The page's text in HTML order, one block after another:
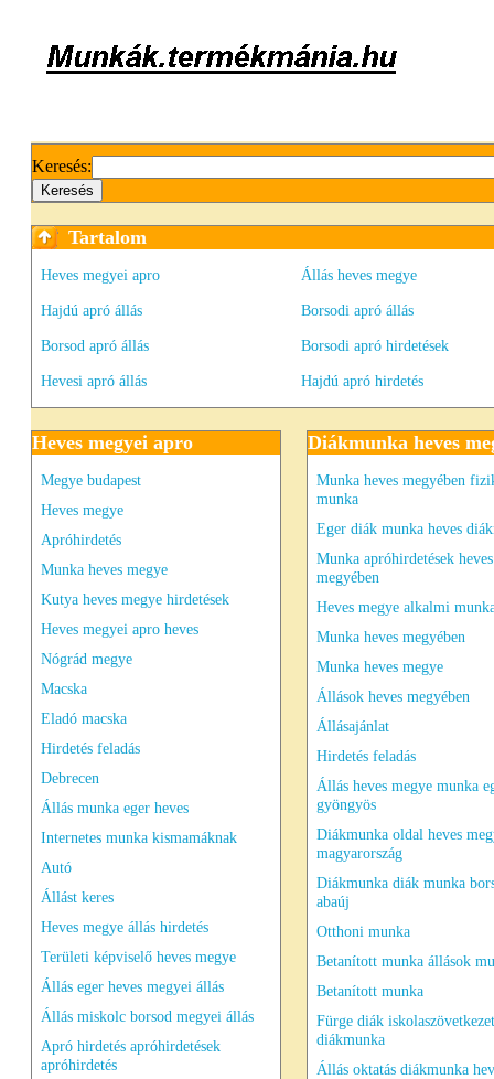
Keresés:
Tartalom
Heves megyei apro
Állás heves megye
Hajdú apró állás
Borsodi apró állás
Borsod apró állás
Borsodi apró hirdetések
Hevesi apró állás
Hajdú apró hirdetés
Heves megyei apro
Megye budapest
Heves megye
Apróhirdetés
Munka heves megye
Kutya heves megye hirdetések
Heves megyei apro heves
Nógrád megye
Macska
Eladó macska
Hirdetés feladás
Debrecen
Állás munka eger heves
Internetes munka kismamáknak
Autó
Állást keres
Heves megye állás hirdetés
Területi képviselő heves megye
Állás eger heves megyei állás
Állás miskolc borsod megyei állás
Apró hirdetés apróhirdetések
apróhirdetés
Diákmunka heves
Munka heves megyében
munka
Eger diák munka heves
Munka apróhirdetések heves
megyében
Heves megye alkalmi
Munka heves megyében
Munka heves megye
Állások heves megyében
Állásajánlat
Hirdetés feladás
Állás heves megye munka
gyöngyös
Diákmunka oldal heves
magyarország
Diákmunka diák munka
abaúj
Otthoni munka
Betanított munka állások
Betanított munka
Fürge diák iskolaszövetkezet
diákmunka
Állás oktatás diákmunka